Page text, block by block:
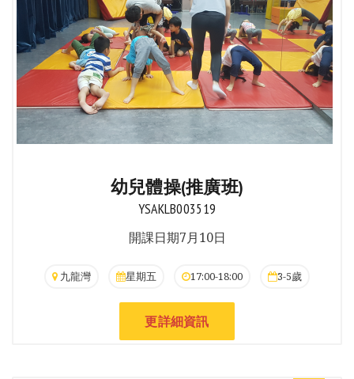
幼兒體操(推廣班)
YSAKLB003519
開課日期7月10日
九龍灣 星期五 17:00-18:00 3-5歲
更詳細資訊